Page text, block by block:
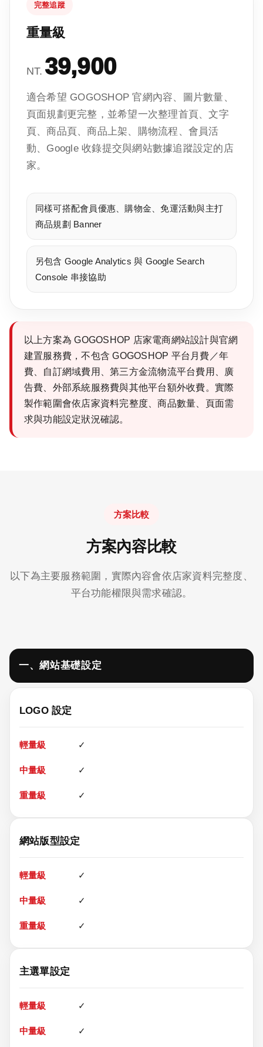
完整追蹤
重量級
NT. 39,900
適合希望 GOGOSHOP 官網內容、圖片數量、
頁面規劃更完整，並希望一次整理首頁、文字
頁、商品頁、商品上架、購物流程、會員活
動、Google 收錄提交與網站數據追蹤設定的店
家。
同樣可搭配會員優惠、購物金、免運活動與主打
商品規劃 Banner
另包含 Google Analytics 與 Google Search
Console 串接協助
以上方案為 GOGOSHOP 店家電商網站設計與官網
建置服務費，不包含 GOGOSHOP 平台月費／年
費、自訂網域費用、第三方金流物流平台費用、廣
告費、外部系統服務費與其他平台額外收費。實際
製作範圍會依店家資料完整度、商品數量、頁面需
求與功能設定狀況確認。
方案比較
方案內容比較
以下為主要服務範圍，實際內容會依店家資料完整度、
平台功能權限與需求確認。
一、網站基礎設定
LOGO 設定
✓
✓
✓
網站版型設定
✓
✓
✓
主選單設定
✓
✓